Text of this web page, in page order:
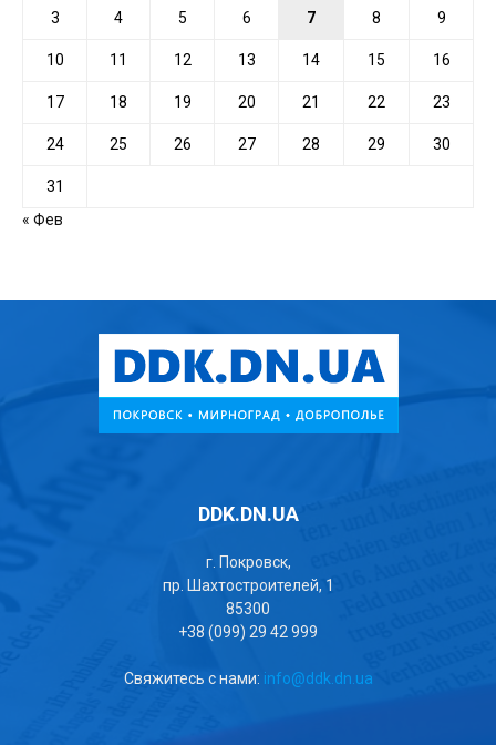
3 4 5 6 7 8 9
10 11 12 13 14 15 16
17 18 19 20 21 22 23
24 25 26 27 28 29 30
31
« Фев
DDK.DN.UA
г. Покровск,
пр. Шахтостроителей, 1
85300
+38 (099) 29 42 999
Свяжитесь с нами: info@ddk.dn.ua